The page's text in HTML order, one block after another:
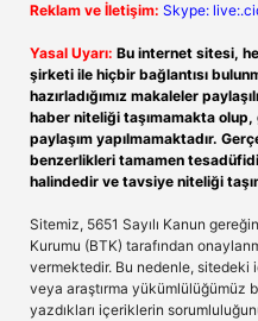
Reklam ve İletişim: Skype:
Yasal Uyarı: Bu internet sitesi,
şirketi ile hiçbir bağlantısı
hazırladığımız makaleler
haber niteliği taşımamakta
paylaşım yapılmamaktadır.
benzerlikleri tamamen
halindedir ve tavsiye niteliği
Sitemiz, 5651 Sayılı Kanun
Kurumu (BTK) tarafından
vermektedir. Bu nedenle,
veya araştırma yükümlülüğümüz
yazdıkları içeriklerin